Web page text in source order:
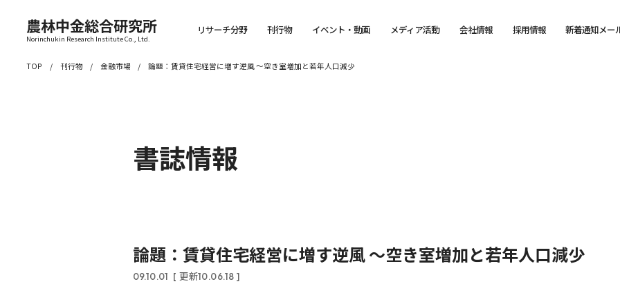
農林中金総合研究所
Norinchukin Research Institute Co., Ltd.
リサーチ分野 刊行物 イベント・動画 メディア活動 会社情報 採用情報 新着通知メー
TOP 刊行物 金融市場 論題：賃貸住宅経営に増す逆風 ～空き室増加と若年人口減少
書誌情報
論題：賃貸住宅経営に増す逆風 ～空き室増加と若年人口減少
09.10.01 [ 更新10.06.18 ]